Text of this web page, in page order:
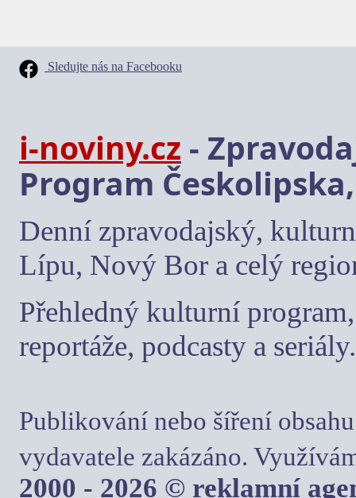
Sledujte nás na Facebooku
i-noviny.cz -
Program
Denní zpravodajský,
Lípu, Nový Bor a celý
Přehledný kulturní
reportáže, podcasty a seriály.
Publikování nebo šíření
vydavatele zakázáno.
2000 - 2026 © reklamní